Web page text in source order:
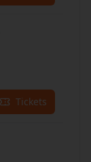
Tickets